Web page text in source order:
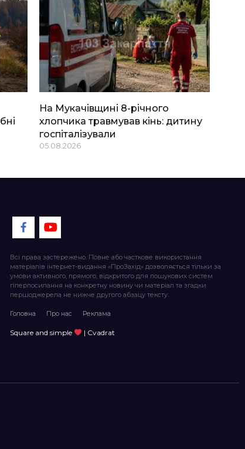
На Мукачівщині 8-річного
хлопчика травмував кінь: дитину
госпіталізували
05.08.2026
Всі права застережено. Повне або часткове використання
матеріалів інтернет-видання «ПроЗахід» дозволяється тільки за
умови активного, прямого, відкритого для пошукових систем
гіперпосилання на конкретну новину чи матеріал та згадки
першоджерела не нижче другого абзацу тексту.
Головна Про нас Реклама
Square and simple | Cvadrat